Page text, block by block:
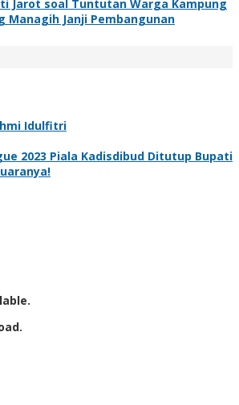
Jarot soal Tuntutan Warga Kampung
Managih Janji Pembangunan
Idulfitri
2023 Piala Kadisdibud Ditutup Bupati